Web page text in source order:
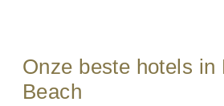
Onze beste hotels in
Beach